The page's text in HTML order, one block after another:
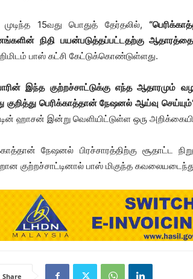
முடிந்த 15வது பொதுத் தேர்தலில்,
நிதி பயன்படுத்தப்பட்டதற்கு
பாஸ் கட்சி கேட்டுக்கொண்டுள்ளது.
இந்த குற்றச்சாட்டுக்கு எந்த ஆதாரமும்
குறித்து பெரிக்காத்தான் நேஷனல் ஆய்வு
ஹாசன் இன்று வெளியிட்டுள்ள ஒரு
நேஷனல் பிரச்சாரத்திற்கு சூதாட்ட
குற்றச்சாட்டினால் பாஸ் மிகுந்த
Share